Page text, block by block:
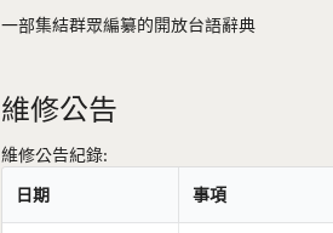
一部集結群眾編纂的開放台語辭典
維修公告
維修公告紀錄:
日期
事項